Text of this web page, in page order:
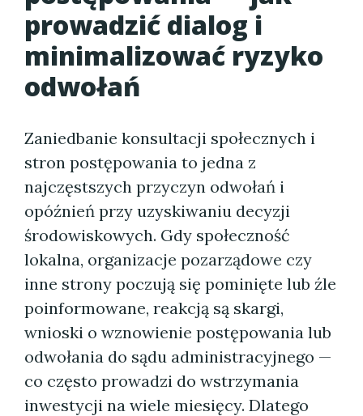
prowadzić dialog i
minimalizować ryzyko
odwołań
Zaniedbanie konsultacji społecznych i
stron postępowania to jedna z
najczęstszych przyczyn odwołań i
opóźnień przy uzyskiwaniu decyzji
środowiskowych. Gdy społeczność
lokalna, organizacje pozarządowe czy
inne strony poczują się pominięte lub źle
poinformowane, reakcją są skargi,
wnioski o wznowienie postępowania lub
odwołania do sądu administracyjnego —
co często prowadzi do wstrzymania
inwestycji na wiele miesięcy. Dlatego